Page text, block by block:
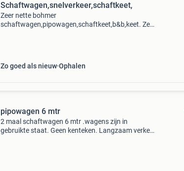
Schaftwagen,snelverkeer,schaftkeet,
Zeer nette bohmer
schaftwagen,pipowagen,schaftkeet,b&b,keet. Zeer
Zo goed als nieuw Ophalen
pipowagen 6 mtr
2 maal schaftwagen 6 mtr .wagens zijn in
gebruikte staat. Geen kenteken. Langzaam verkeer.